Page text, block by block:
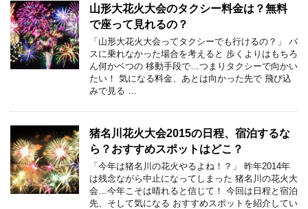
山形大花火大会のタクシー料金は？無料
で座って見れるの？
「山形大花火大会ってタクシーでも行けるの？」 バ
スに乗れなかった場合を考えると 歩くよりはもちろ
ん何かベつの 移動手段で…つまりタクシーで向かい
たい！ 気になる料金、あとは向かった先で 飛び込
みで見る …
猪名川花火大会2015の日程、宿泊するな
ら？おすすめスポットはどこ？
「今年は猪名川の花火やるよね！？」 昨年2014年
は残念ながら中止になってしまった 猪名川の花火大
会…今年こそは晴れると信じて！ 今回は日程と宿泊
先、そして気になる おすすめスポットを紹介してい